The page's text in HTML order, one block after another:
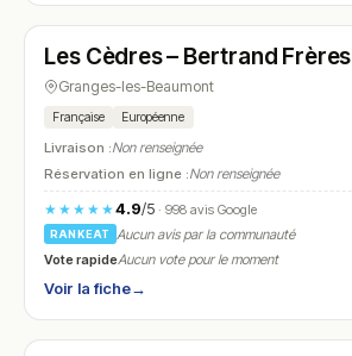
N° 16
Les Cèdres – Bertrand Frères
Granges-les-Beaumont
Française Européenne
Livraison :Non renseignée
Réservation en ligne :Non renseignée
★★★★★4.9/5· 998 avis Google
RANKEAT
Aucun avis par la communauté
Vote rapideAucun vote pour le moment
Voir la fiche→